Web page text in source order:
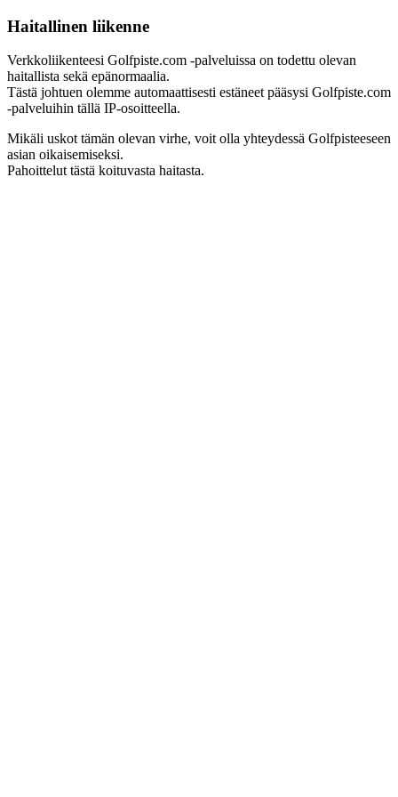
Haitallinen liikenne
Verkkoliikenteesi Golfpiste.com -palveluissa on todettu olevan
haitallista sekä epänormaalia.
Tästä johtuen olemme automaattisesti estäneet pääsysi Golfpiste.com
-palveluihin tällä IP-osoitteella.
Mikäli uskot tämän olevan virhe, voit olla yhteydessä Golfpisteeseen
asian oikaisemiseksi.
Pahoittelut tästä koituvasta haitasta.